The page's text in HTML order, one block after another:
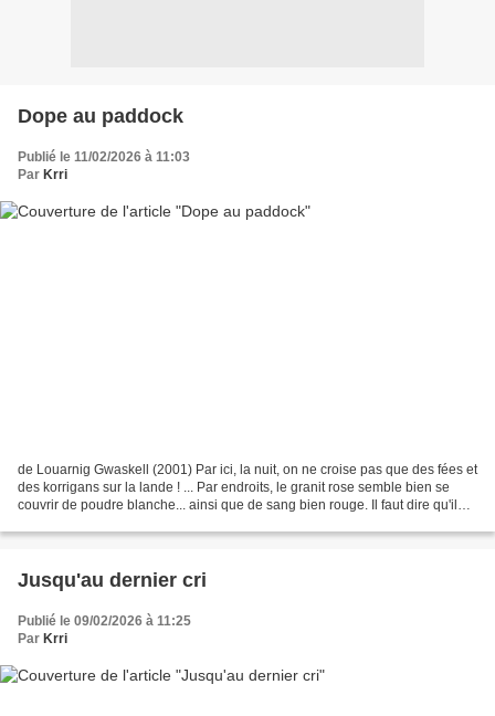
Dope au paddock
Publié le 11/02/2026 à 11:03
Par Krri
de Louarnig Gwaskell (2001) Par ici, la nuit, on ne croise pas que des fées et
des korrigans sur la lande ! ... Par endroits, le granit rose semble bien se
couvrir de poudre blanche... ainsi que de sang bien rouge. Il faut dire qu'il
Jusqu'au dernier cri
Publié le 09/02/2026 à 11:25
Par Krri